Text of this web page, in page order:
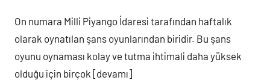
On numara Milli Piyango İdaresi tarafından haftalık
olarak oynatılan şans oyunlarından biridir. Bu şans
oyunu oynaması kolay ve tutma ihtimali daha yüksek
olduğu için birçok [devamı]